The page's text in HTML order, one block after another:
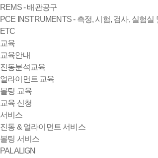
REMS - 배관공구
PCE INSTRUMENTS - 측정, 시험, 검사, 실험실
ETC
교육
교육안내
진동분석교육
얼라이먼트 교육
볼팅 교육
교육 신청
서비스
진동 & 얼라이먼트 서비스
볼팅 서비스
PALALIGN